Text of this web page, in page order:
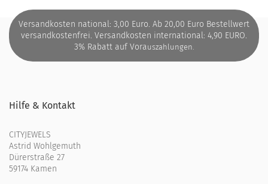
Versandkosten national: 3,00 Euro. Ab 20,00 Euro Bestellwert
versandkostenfrei. Versandkosten international: 4,90 EURO.
3% Rabatt auf Vorauszahlungen.
Hilfe & Kontakt
CITYJEWELS
Astrid Wohlgemuth
Dürerstraße 27
59174 Kamen